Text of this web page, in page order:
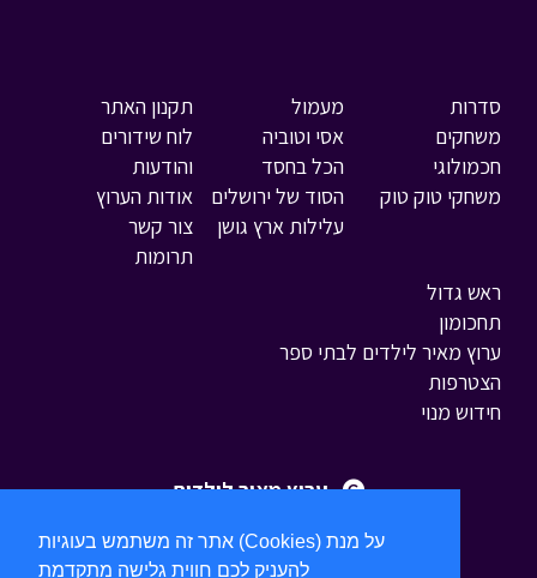
אתר זה משתמש בעוגיות (Cookies) על מנת
סדרות
משחקים
חכמולוגי
משחקי טוק טוק
מעמול
אסי וטוביה
הכל בחסד
הסוד של ירושלים
עלילות ארץ גושן
ראש גדול
תחכומון
ערוץ מאיר לילדים לבתי ספר
הצטרפות
חידוש מנוי
תקנון האתר
לוח שידורים
והודעות
אודות הערוץ
צור קשר
תרומות
ערוץ מאיר לילדים